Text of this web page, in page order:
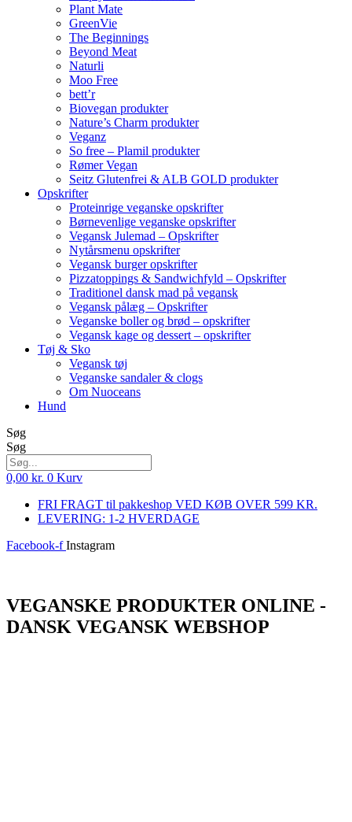
Plant Mate
GreenVie
The Beginnings
Beyond Meat
Naturli
Moo Free
bett’r
Biovegan produkter
Nature’s Charm produkter
Veganz
So free – Plamil produkter
Rømer Vegan
Seitz Glutenfrei & ALB GOLD produkter
Opskrifter
Proteinrige veganske opskrifter
Børnevenlige veganske opskrifter
Vegansk Julemad – Opskrifter
Nytårsmenu opskrifter
Vegansk burger opskrifter
Pizzatoppings & Sandwichfyld – Opskrifter
Traditionel dansk mad på vegansk
Vegansk pålæg – Opskrifter
Veganske boller og brød – opskrifter
Vegansk kage og dessert – opskrifter
Tøj & Sko
Vegansk tøj
Veganske sandaler & clogs
Om Nuoceans
Hund
Søg
Søg
0,00 kr. 0 Kurv
FRI FRAGT til pakkeshop VED KØB OVER 599 KR.
LEVERING: 1-2 HVERDAGE
Facebook-f Instagram
VEGANSKE PRODUKTER ONLINE -
DANSK VEGANSK WEBSHOP